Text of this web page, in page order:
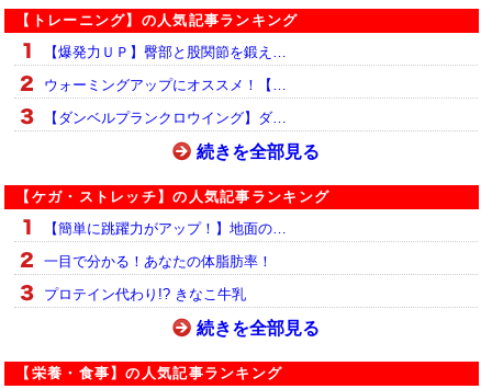
【トレーニング】の人気記事ランキング
【爆発力ＵＰ】臀部と股関節を鍛え…
ウォーミングアップにオススメ！【…
【ダンベルプランクロウイング】ダ…
続きを全部見る
【ケガ・ストレッチ】の人気記事ランキング
【簡単に跳躍力がアップ！】地面の…
一目で分かる！あなたの体脂肪率！
プロテイン代わり!? きなこ牛乳
続きを全部見る
【栄養・食事】の人気記事ランキング